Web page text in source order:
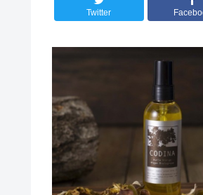
Twitter